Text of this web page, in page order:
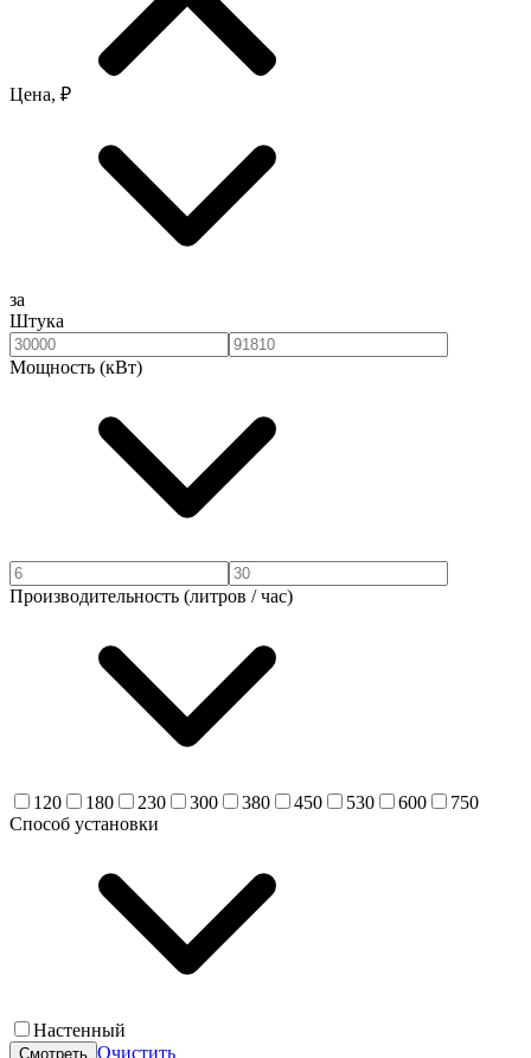
Цена, ₽
за
Штука
Мощность (кВт)
Производительность (литров / час)
120 180 230 300 380 450 530 600
750
Способ установки
Настенный
Смотреть Очистить